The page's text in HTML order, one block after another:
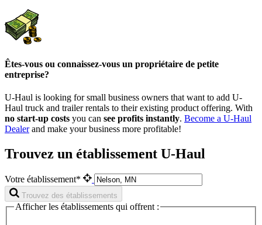
Êtes-vous ou connaissez-vous un propriétaire de petite
entreprise?
U-Haul is looking for small business owners that want to add U-
Haul truck and trailer rentals to their existing product offering. With
no start-up costs you can see profits instantly. Become a U-Haul
Dealerand make your business more profitable!
Trouvez un établissement U-Haul
Votre établissement*
Trouvez des établissements
Afficher les établissements qui offrent :